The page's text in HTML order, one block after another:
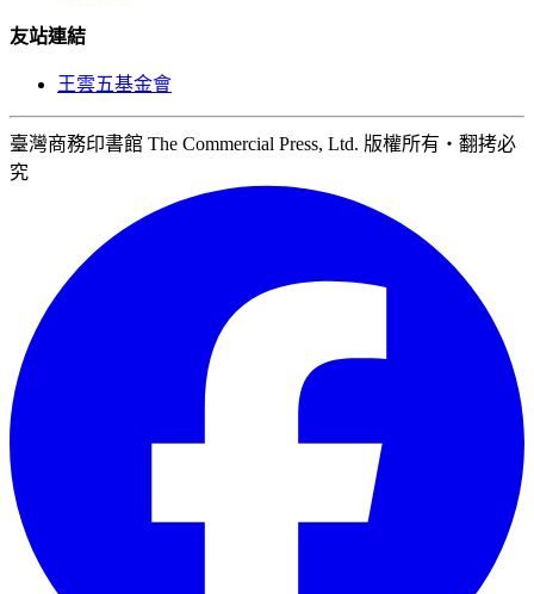
友站連結
王雲五基金會
臺灣商務印書館 The Commercial Press, Ltd. 版權所有‧翻拷必
究